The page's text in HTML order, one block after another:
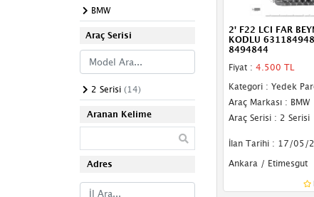
Airbag Sargısı
Ampul
Ayna Motorları
Ayna Sinyali
Beyin
Cam Açma Anahtarı
Cam Modülü
BMW
Araç Serisi
2 Serisi (14)
Aranan Kelime
Adres
2' F22 LCI FAR
KODLU
8494844
Fiyat : 4.500 TL
Kategori : Yedek
Araç Markası : BMW
Araç Serisi : 2 Serisi
İlan Tarihi : 17/05/
Ankara / Etimesgut